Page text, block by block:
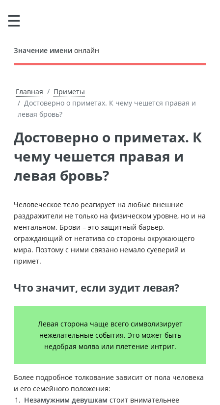
Значение имени онлайн
Главная
Приметы
Достоверно о приметах. К чему чешется правая и
левая бровь?
Достоверно о приметах. К
чему чешется правая и
левая бровь?
Человеческое тело реагирует на любые внешние
раздражители не только на физическом уровне, но и на
ментальном. Брови – это защитный барьер,
ограждающий от негатива со стороны окружающего
мира. Поэтому с ними связано немало суеверий и
примет.
Что значит, если зудит левая?
Левая сторона чаще всего символизирует
нежелательные события. Это может быть
недобрая молва или плетение интриг.
Более подробное толкование зависит от пола человека
и его семейного положения:
Незамужним девушкам стоит внимательнее